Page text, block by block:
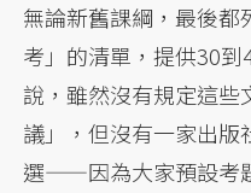
無論新舊課綱，最後都
考」的清單，提供30
說，雖然沒有規定這些
議」，但沒有一家出版
選——因為大家預設考